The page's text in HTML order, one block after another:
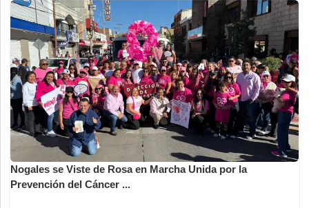
Nogales se Viste de Rosa en Marcha Unida por la
Prevención del Cáncer ...